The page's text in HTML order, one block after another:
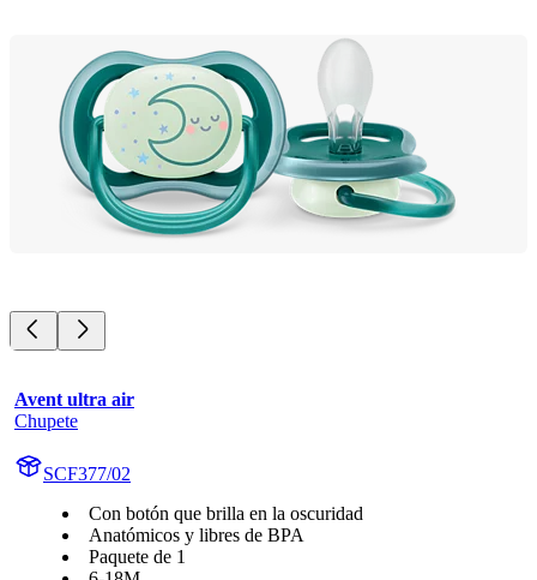
Avent ultra air
Chupete
SCF377/02
Con botón que brilla en la oscuridad
Anatómicos y libres de BPA
Paquete de 1